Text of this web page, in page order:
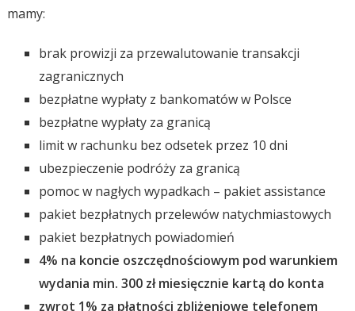
mamy:
brak prowizji za przewalutowanie transakcji
zagranicznych
bezpłatne wypłaty z bankomatów w Polsce
bezpłatne wypłaty za granicą
limit w rachunku bez odsetek przez 10 dni
ubezpieczenie podróży za granicą
pomoc w nagłych wypadkach – pakiet assistance
pakiet bezpłatnych przelewów natychmiastowych
pakiet bezpłatnych powiadomień
4% na koncie oszczędnościowym pod warunkiem
wydania min. 300 zł miesięcznie kartą do konta
zwrot 1% za płatności zbliżeniowe telefonem